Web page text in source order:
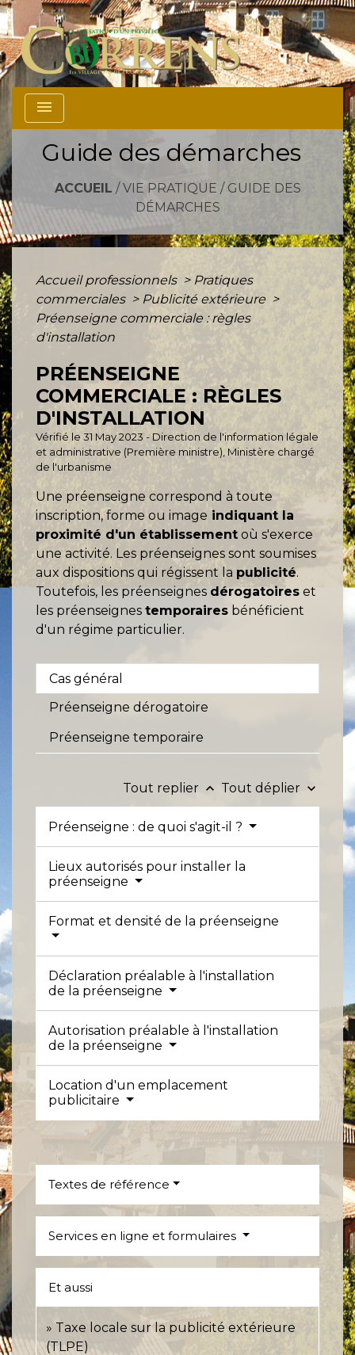
menu
Guide des démarches
ACCUEIL / VIE PRATIQUE / GUIDE DES
DÉMARCHES
Accueil professionnels > Pratiques
commerciales > Publicité extérieure >
Préenseigne commerciale : règles
d'installation
PRÉENSEIGNE
COMMERCIALE : RÈGLES
D'INSTALLATION
Vérifié le 31 May 2023 - Direction de l'information légale
et administrative (Première ministre), Ministère chargé
de l'urbanisme
Une préenseigne correspond à toute
inscription, forme ou image indiquant la
proximité d'un établissement où s'exerce
une activité. Les préenseignes sont soumises
aux dispositions qui régissent la publicité.
Toutefois, les préenseignes dérogatoires et
les préenseignes temporaires bénéficient
d'un régime particulier.
Cas général
Préenseigne dérogatoire
Préenseigne temporaire
Tout replier keyboard_arrow_up Tout déplier keyboard_arrow_down
Préenseigne : de quoi s'agit-il ?
Lieux autorisés pour installer la
préenseigne
Format et densité de la préenseigne
Déclaration préalable à l'installation
de la préenseigne
Autorisation préalable à l'installation
de la préenseigne
Location d'un emplacement
publicitaire
Textes de référence
Services en ligne et formulaires
Et aussi
Taxe locale sur la publicité extérieure
(TLPE)